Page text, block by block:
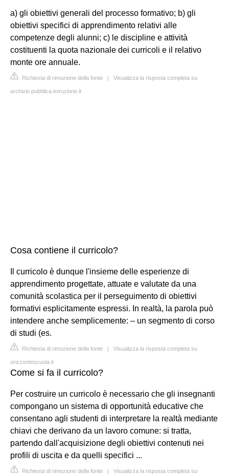
a) gli obiettivi generali del processo formativo; b) gli
obiettivi specifici di apprendimento relativi alle
competenze degli alunni; c) le discipline e attività
costituenti la quota nazionale dei curricoli e il relativo
monte ore annuale.
Richiesta di rimozione della fonte | Visualizza la risposta completa su
archivio.pubblica.istruzione.it
Cosa contiene il curricolo?
Il curricolo è dunque l'insieme delle esperienze di
apprendimento progettate, attuate e valutate da una
comunità scolastica per il perseguimento di obiettivi
formativi esplicitamente espressi. In realtà, la parola può
intendere anche semplicemente: – un segmento di corso
di studi (es.
Richiesta di rimozione della fonte | Visualizza la risposta completa su
orizzontescuola.it
Come si fa il curricolo?
Per costruire un curricolo è necessario che gli insegnanti
compongano un sistema di opportunità educative che
consentano agli studenti di interpretare la realtà mediante
chiavi che derivano da un lavoro comune: si tratta,
partendo dall'acquisizione degli obiettivi contenuti nei
profili di uscita e da quelli specifici ...
Richiesta di rimozione della fonte | Visualizza la risposta completa su